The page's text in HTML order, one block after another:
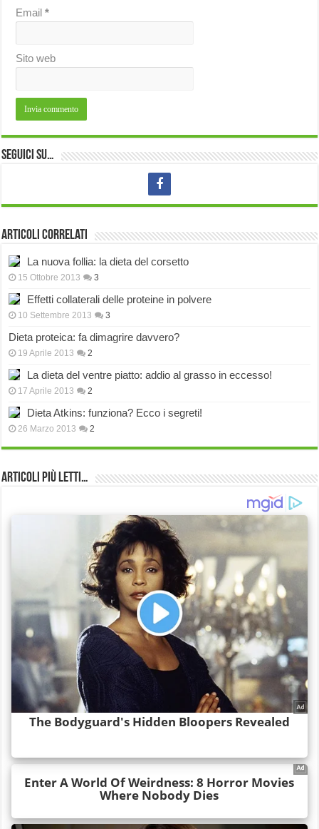
Email*
Sito web
Seguici su…
Articoli correlati
La nuova follia: la dieta del corsetto
15 Ottobre 2013 3
Effetti collaterali delle proteine in polvere
10 Settembre 2013 3
Dieta proteica: fa dimagrire davvero?
19 Aprile 2013 2
La dieta del ventre piatto: addio al grasso in eccesso!
17 Aprile 2013 2
Dieta Atkins: funziona? Ecco i segreti!
26 Marzo 2013 2
Articoli più Letti…